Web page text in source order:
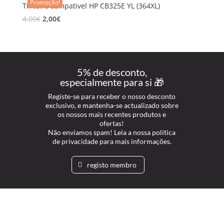
Promoção!
Tinteiro compativel HP CB325E YL (364XL)
4,00€ 2,00€
5% de desconto,
especialmente para si 🎁
Registe-se para receber o nosso desconto
exclusivo, e mantenha-se actualizado sobre
os nossos mais recentes produtos e
ofertas!
Não enviamos spam! Leia a nossa política
de privacidade para mais informações.
registo membro